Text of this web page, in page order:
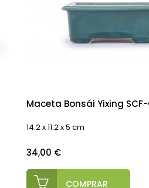
Maceta Bonsái Yixing SCF-
14.2 x 11.2 x 5 cm
Precio
34,00 €
COMPRAR